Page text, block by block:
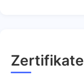
Zertifikate